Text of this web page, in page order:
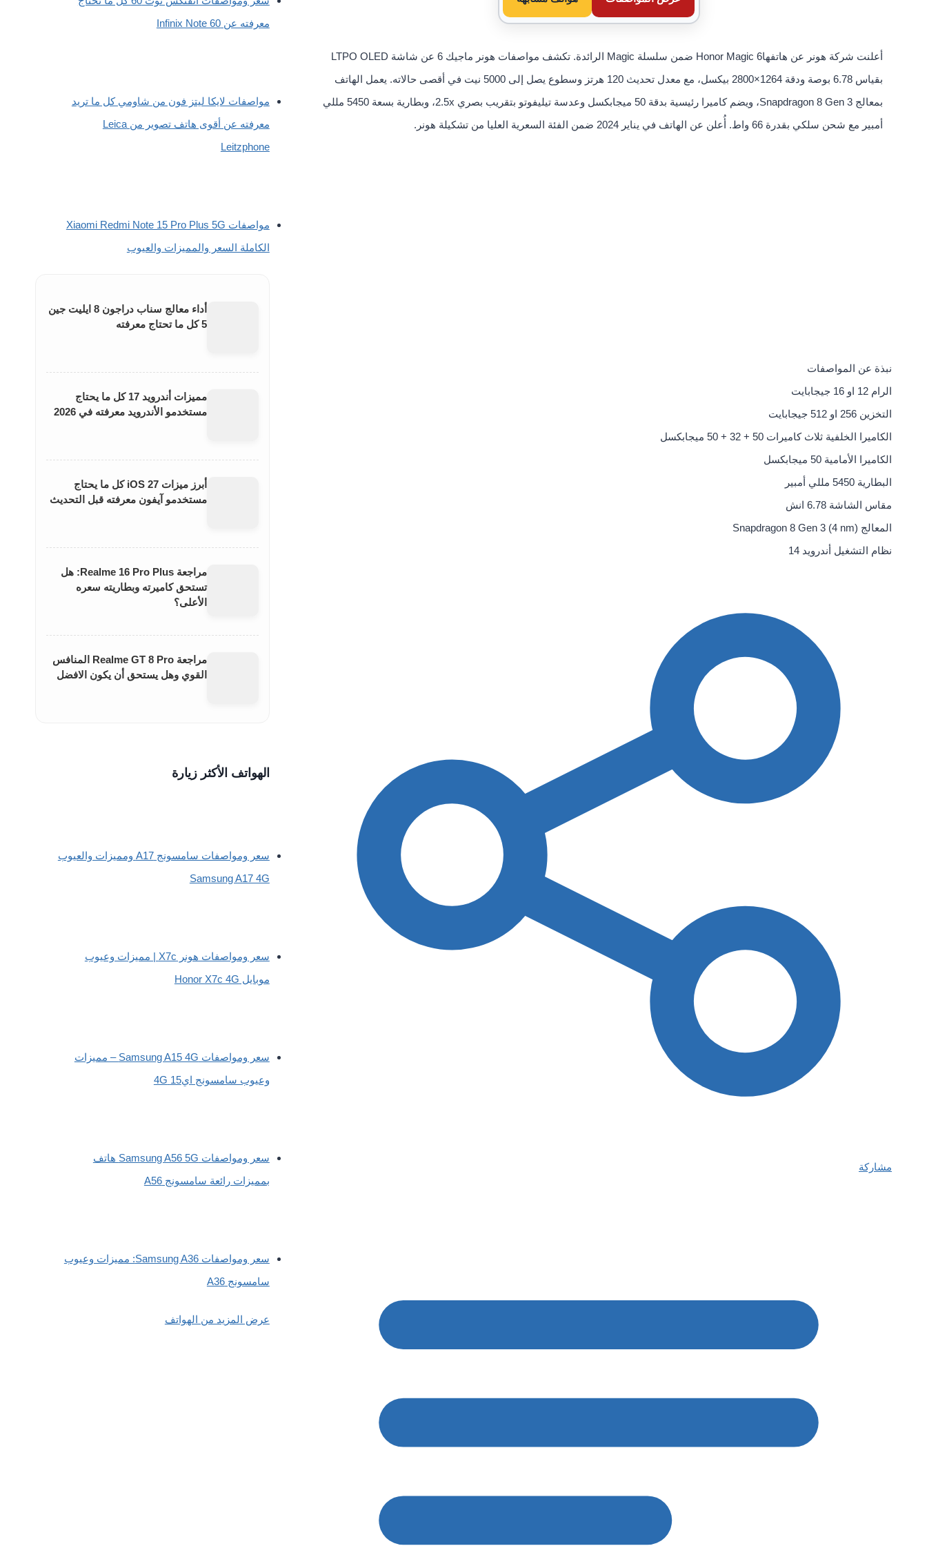
أعلنت شركة هونر عن هاتفهاHonor Magic 6 ضمن سلسلة Magic الرائدة. تكشف مواصفات هونر ماجيك 6 عن شاشة LTPO OLED
بقياس 6.78 بوصة ودقة 1264×2800 بيكسل، مع معدل تحديث 120 هرتز وسطوع يصل إلى 5000 نيت في أقصى حالاته. يعمل الهاتف
بمعالج Snapdragon 8 Gen 3، ويضم كاميرا رئيسية بدقة 50 ميجابكسل وعدسة تيليفوتو بتقريب بصري 2.5x، وبطارية بسعة 5450 مللي
أمبير مع شحن سلكي بقدرة 66 واط. أُعلن عن الهاتف في يناير 2024 ضمن الفئة السعرية العليا من تشكيلة هونر.
نبذة عن المواصفات
الرام 12 او 16 جيجابايت
التخزين 256 او 512 جيجابايت
الكاميرا الخلفية ثلاث كاميرات 50 + 32 + 50 ميجابكسل
الكاميرا الأمامية 50 ميجابكسل
البطارية 5450 مللي أمبير
مقاس الشاشة 6.78 انش
المعالج Snapdragon 8 Gen 3 (4 nm)
نظام التشغيل أندرويد 14
مشاركة
معرفته عن Infinix Note 60
مواصفات لايكا ليتز فون من شاومي كل ما تريد
معرفته عن أقوى هاتف تصوير من Leica
Leitzphone
مواصفات Xiaomi Redmi Note 15 Pro Plus 5G
الكاملة السعر والمميزات والعيوب
أداء معالج سناب دراجون 8 ايليت جين
5 كل ما تحتاج معرفته
مميزات أندرويد 17 كل ما يحتاج
مستخدمو الأندرويد معرفته في 2026
أبرز ميزات iOS 27 كل ما يحتاج
مستخدمو آيفون معرفته قبل التحديث
مراجعة Realme 16 Pro Plus: هل
تستحق كاميرته وبطاريته سعره
الأعلى؟
مراجعة Realme GT 8 Pro المنافس
القوي وهل يستحق أن يكون الافضل
الهواتف الأكثر زيارة
سعر ومواصفات سامسونج A17 ومميزات والعيوب
Samsung A17 4G
سعر ومواصفات هونر X7c | مميزات وعيوب
موبايل Honor X7c 4G
سعر ومواصفات Samsung A15 4G – مميزات
وعيوب سامسونج اي15 4G
سعر ومواصفات Samsung A56 5G هاتف
بمميزات رائعة سامسونج A56
سعر ومواصفات Samsung A36: مميزات وعيوب
سامسونج A36
عرض المزيد من الهواتف